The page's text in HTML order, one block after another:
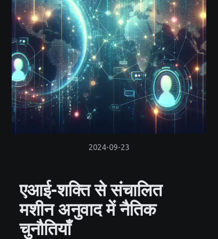
2024-09-23
एआई-शक्ति से संचालित
मशीन अनुवाद में नैतिक
चुनौतियाँ